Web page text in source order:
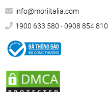
info@moriitalia.com
1900 633 580 - 0908 854 810